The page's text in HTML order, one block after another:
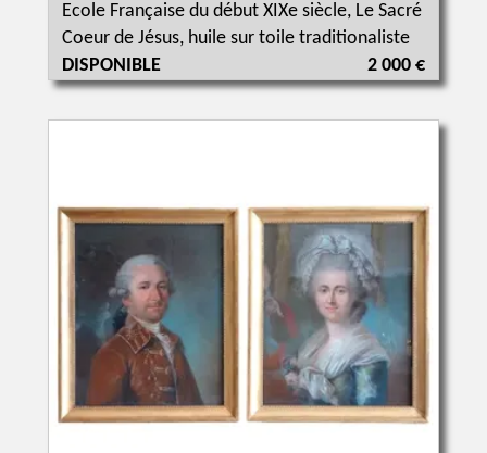
Ecole Française du début XIXe siècle, Le Sacré
Coeur de Jésus, huile sur toile traditionaliste
DISPONIBLE
2 000 €